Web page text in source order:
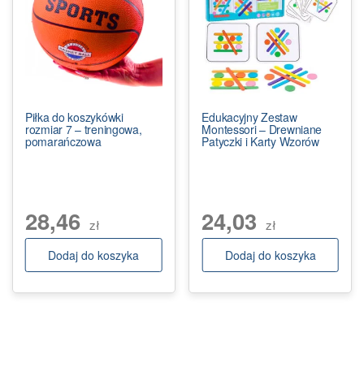
Piłka do koszykówki
rozmiar 7 – treningowa,
pomarańczowa
28,46 zł
Dodaj do koszyka
Edukacyjny Zestaw
Montessori – Drewniane
Patyczki i Karty Wzorów
24,03 zł
Dodaj do koszyka